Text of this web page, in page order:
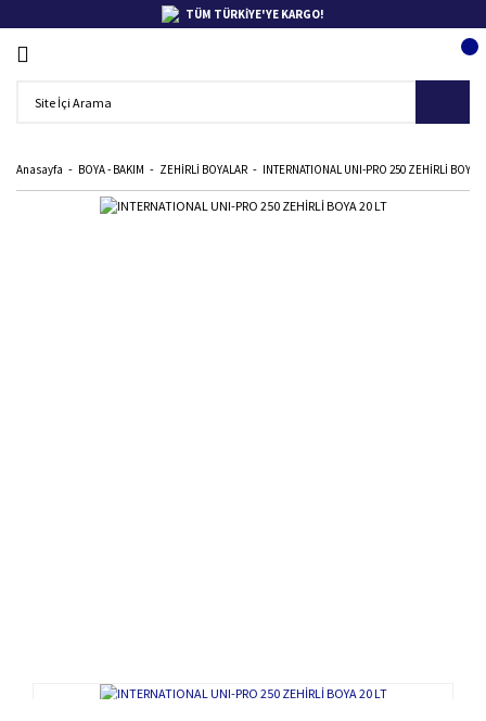
TÜM TÜRKİYE'YE KARGO!
Anasayfa BOYA - BAKIM ZEHİRLİ BOYALAR INTERNATIONAL UNI-PRO 250 ZEHİRLİ BOYA